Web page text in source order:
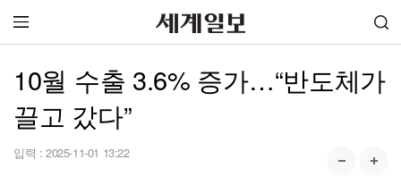
10월 수출 3.6% 증가…“반도체가
끌고 갔다”
입력 : 2025-11-01 13:22